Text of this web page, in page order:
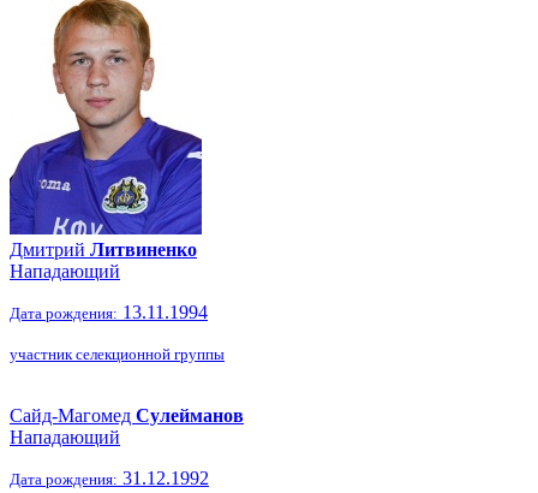
Дмитрий Литвиненко
Нападающий
Дата рождения: 13.11.1994
участник селекционной группы
Сайд-Магомед Сулейманов
Нападающий
Дата рождения: 31.12.1992